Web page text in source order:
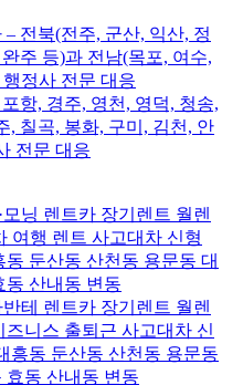
전북(전주, 군산, 익산, 정
주 등)과 전남(목포, 여수,
정사 전문 대응
항, 경주, 영천, 영덕, 청송,
, 칠곡, 봉화, 구미, 김천, 안
전문 대응
닝 렌트카 장기렌트 월렌
여행 렌트 사고대차 신형
둔산동 산천동 용문동 대
동 산내동 변동
테 렌트카 장기렌트 월렌
즈니스 출퇴근 사고대차 신
흥동 둔산동 산천동 용문동
효동 산내동 변동